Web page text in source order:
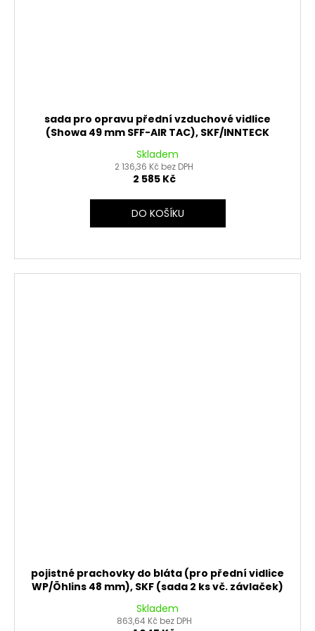
sada pro opravu přední vzduchové vidlice
(Showa 49 mm SFF-AIR TAC), SKF/INNTECK
Skladem
2 136,36 Kč bez DPH
2 585 Kč
DO KOŠÍKU
pojistné prachovky do bláta (pro přední vidlice
WP/Öhlins 48 mm), SKF (sada 2 ks vč. závlaček)
Skladem
863,64 Kč bez DPH